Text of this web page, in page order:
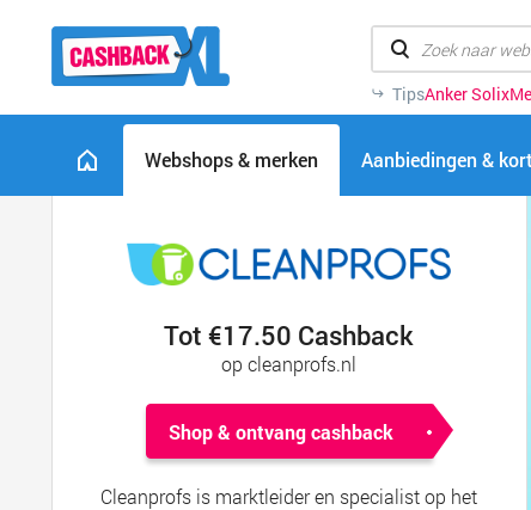
TipsAnker Solix
Webshops & merken Aanbiedingen &
Tot €17.50 Cashback
op cleanprofs.nl
Shop & ontvang cashback
Cleanprofs is marktleider en specialist op het